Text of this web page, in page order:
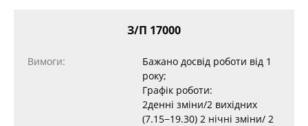
З/П 17000
Вимоги:
Бажано досвід роботи від 1
року;
Графік роботи:
2денні зміни/2 вихідних
(7.15−19.30) 2 нічні зміни/ 2